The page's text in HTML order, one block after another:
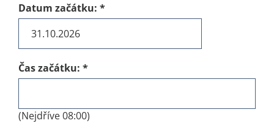
Datum začátku: *
Čas začátku: *
(Nejdříve 08:00)